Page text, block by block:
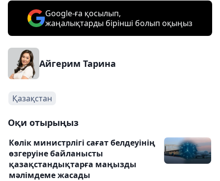
Google-ға қосылып,
жаңалықтарды бірінші болып оқыңыз
Айгерим Тарина
Қазақстан
Оқи отырыңыз
Көлік министрлігі сағат белдеуінің
өзгеруіне байланысты
қазақстандықтарға маңызды
мәлімдеме жасады